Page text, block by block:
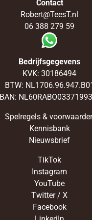
Contact
Robert@TeesT.nl
06 388 279 59
Bedrijfsgegevens
KVK: 30186494
BTW: NL1706.96.947.B01
IBAN:
Spelregels &
Kennisbank
Nieuwsbrief
TikTok
Instagram
YouTube
Twitter / X
Facebook